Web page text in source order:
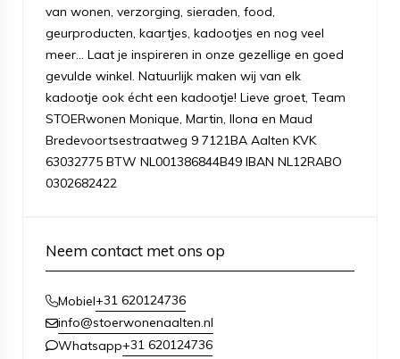
van wonen, verzorging, sieraden, food,
geurproducten, kaartjes, kadootjes en nog veel
meer... Laat je inspireren in onze gezellige en goed
gevulde winkel. Natuurlijk maken wij van elk
kadootje ook écht een kadootje! Lieve groet, Team
STOERwonen Monique, Martin, Ilona en Maud
Bredevoortsestraatweg 9 7121BA Aalten KVK
63032775 BTW NL001386844B49 IBAN NL12RABO
0302682422
Neem contact met ons op
Mobiel+31 620124736
info@stoerwonenaalten.nl
Whatsapp+31 620124736